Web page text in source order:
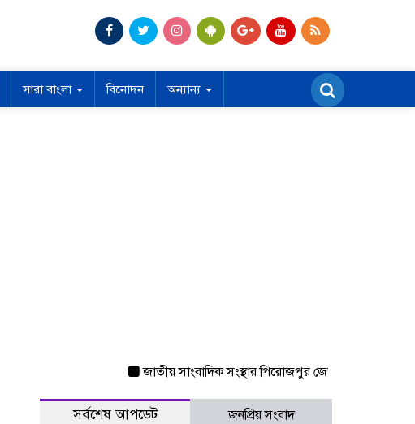
সারা বাংলা বিনোদন অন্যান্য
জাতীয় সাংবাদিক সংস্থার পিরোজপুর জেলা কমিটি অনুমোদন
সর্বশেষ আপডেট জনপ্রিয় সংবাদ